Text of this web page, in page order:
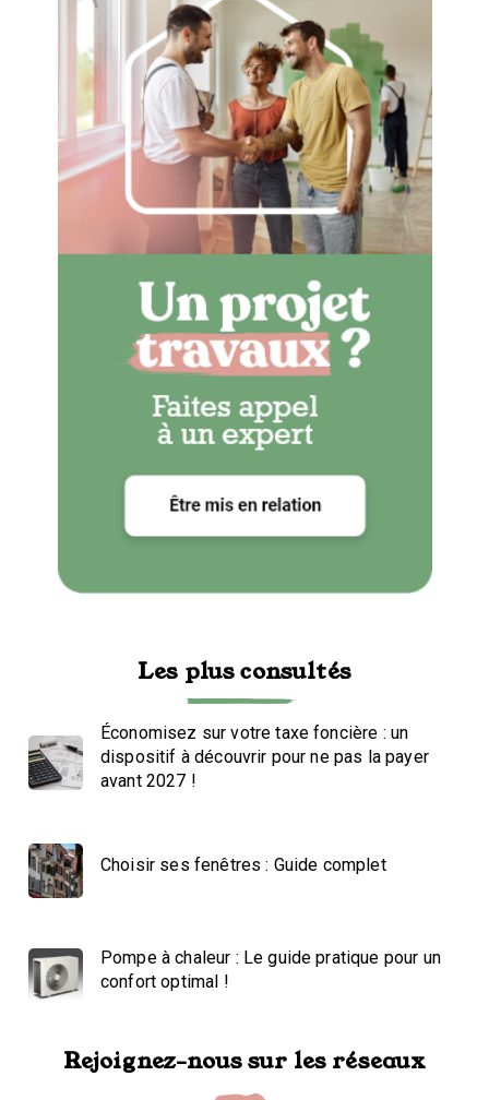
Les plus consultés
Économisez sur votre taxe foncière : un
dispositif à découvrir pour ne pas la payer
avant 2027 !
Choisir ses fenêtres : Guide complet
Pompe à chaleur : Le guide pratique pour un
confort optimal !
Rejoignez-nous sur les réseaux